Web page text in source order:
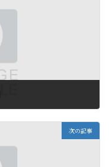
次の記事